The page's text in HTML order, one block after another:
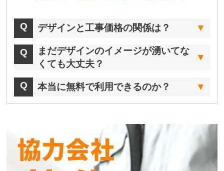
デザインと工事価格の関係は？
まだデザインのイメージが湧いてな
くても大丈夫？
本当に無料で利用できるのか？